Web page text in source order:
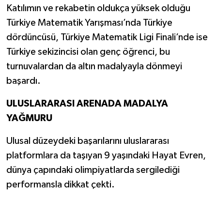
Katılımın ve rekabetin oldukça yüksek olduğu
Türkiye Matematik Yarışması’nda Türkiye
dördüncüsü, Türkiye Matematik Ligi Finali’nde ise
Türkiye sekizincisi olan genç öğrenci, bu
turnuvalardan da altın madalyayla dönmeyi
başardı.
ULUSLARARASI ARENADA MADALYA
YAĞMURU
Ulusal düzeydeki başarılarını uluslararası
platformlara da taşıyan 9 yaşındaki Hayat Evren,
dünya çapındaki olimpiyatlarda sergilediği
performansla dikkat çekti.